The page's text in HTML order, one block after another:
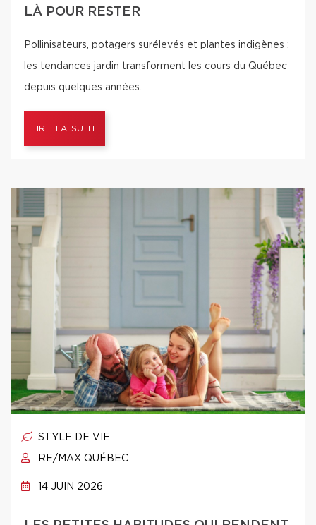
LÀ POUR RESTER
Pollinisateurs, potagers surélevés et plantes indigènes :
les tendances jardin transforment les cours du Québec
depuis quelques années.
LIRE LA SUITE
STYLE DE VIE
RE/MAX QUÉBEC
14 JUIN 2026